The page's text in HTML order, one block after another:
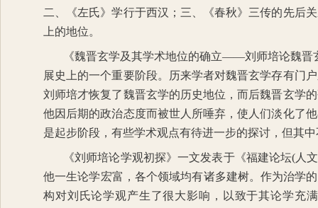
二、《左氏》学行于西汉；三、《春秋》三传的先后
上的地位。
《魏晋玄学及其学术地位的确立——刘师培论魏晋
展史上的一个重要阶段。历来学者对魏晋玄学存有门
刘师培才恢复了魏晋玄学的历史地位，而后魏晋玄学
他因后期的政治态度而被世人所唾弃，使人们淡化了
是起步阶段，有些学术观点有待进一步的探讨，但其
《刘师培论学观初探》一文发表于《福建论坛( 人
他一生论学宏富，各个领域均有诸多建树。作为治学
构对刘氏论学观产生了很大影响，以致于其论学充